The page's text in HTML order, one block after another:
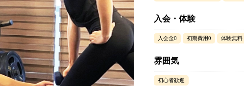
入会・体験
入会金0 初期費用0 体験無料
雰囲気
初心者歓迎